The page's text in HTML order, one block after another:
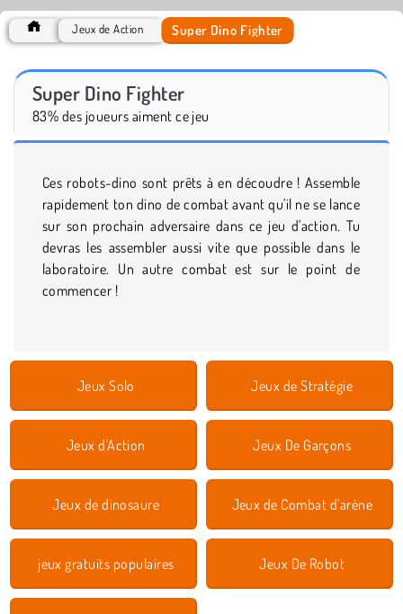
Jeux de Action Super Dino Fighter
Super Dino Fighter
83% des joueurs aiment ce jeu
Ces robots-dino sont prêts à en découdre ! Assemble
rapidement ton dino de combat avant qu'il ne se lance
sur son prochain adversaire dans ce jeu d'action. Tu
devras les assembler aussi vite que possible dans le
laboratoire. Un autre combat est sur le point de
commencer !
Jeux Solo Jeux de Stratégie
Jeux d'Action Jeux De Garçons
Jeux de dinosaure Jeux de Combat d'arène
jeux gratuits populaires Jeux De Robot